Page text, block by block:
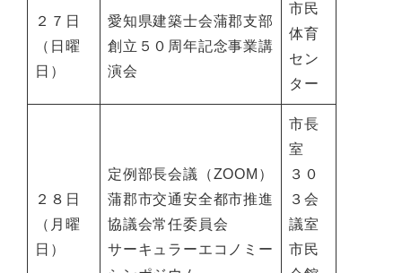
２７日
（日曜
日）
愛知県建築士会蒲郡支部
創立５０周年記念事業講
演会
市民
体育
セン
ター
２８日
（月曜
日）
定例部長会議（ZOOM）
蒲郡市交通安全都市推進
協議会常任委員会
サーキュラーエコノミー
市長
室
３０
３会
議室
市民